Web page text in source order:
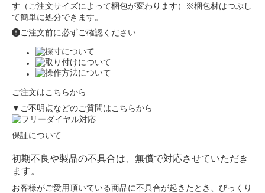
す（ご注文サイズによって梱包が変わります）※梱包材はつぶし
て簡単に処分できます。
ご注文前に必ずご確認ください
ご注文はこちらから
▼ご不明点などのご質問はこちらから
保証について
初期不良や製品の不具合は、無償で対応させていただき
ます。
お客様がご愛用頂いている商品に不具合が起きたとき、びっくり